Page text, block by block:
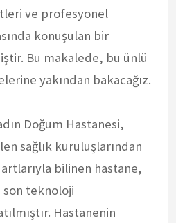
ve profesyonel
konuşulan bir
Bu makalede, bu ünlü
yakından bakacağız.
Doğum Hastanesi,
sağlık kuruluşlarından
bilinen hastane,
son teknoloji
Hastanenin